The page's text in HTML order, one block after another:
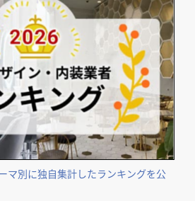
デザイン検討時の
請求がおススメ！／